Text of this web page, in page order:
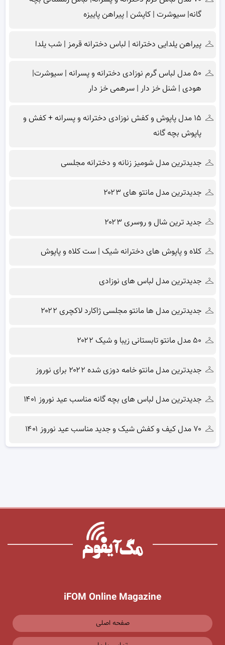
گانه| سیوشرت | کاپشن | پیراهن پاییزه
پیراهن یلدایی دخترانه | لباس دخترانه قرمز | شب یلدا
۵۰ مدل لباس گرم نوزادی دخترانه و پسرانه | سیوشرت|
هودی | شنل خز دار | سرهمی خز دار
۱۵ مدل پاپوش و کفش نوزادی دخترانه و پسرانه + کفش و
پاپوش بچه گانه
جدیدترین مدل شومیز زنانه و دخترانه مجلسی
جدیدترین مدل مانتو های ۲۰۲۳
جدید ترین شال و روسری ۲۰۲۳
کلاه و پاپوش های دخترانه شیک | ست کلاه و پاپوش
جدیدترین مدل لباس های نوزادی
جدیدترین مدل ها مانتو مجلسی ژاکارد لاکچری ۲۰۲۲
۵۰ مدل مانتو تابستانی زیبا و شیک ۲۰۲۲
جدیدترین مدل مانتو خامه دوزی شده ۲۰۲۲ برای نوروز
جدیدترین مدل لباس های بچه گانه مناسب عید نوروز ۱۴۰۱
۷۰ مدل کیف و کفش شیک و جدید مناسب عید نوروز ۱۴۰۱
iFOM Online Magazine
صفحه اصلی